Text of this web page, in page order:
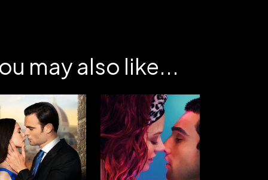
may also like...